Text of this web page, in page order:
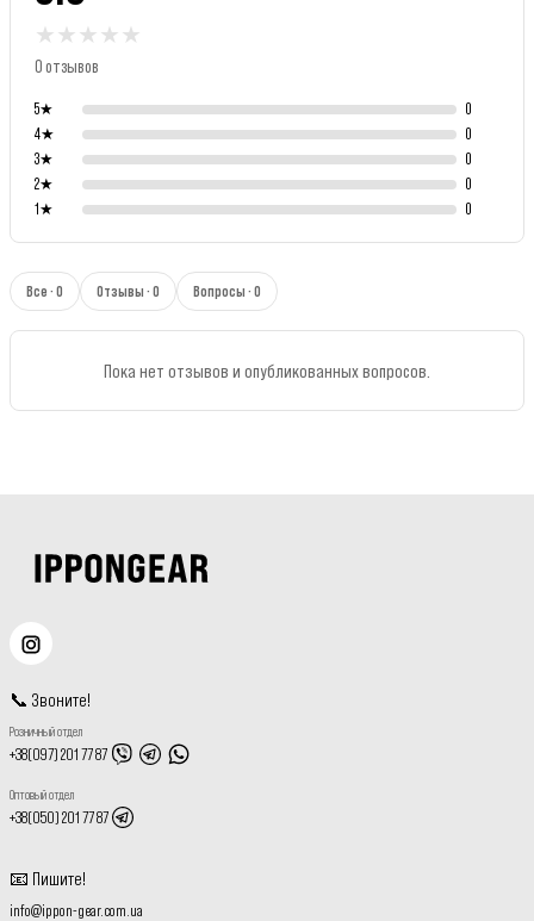
★ ★ ★ ★ ★
0 отзывов
5★
0
4★
0
3★
0
2★
0
1★ 0
Все · 0 Отзывы · 0 Вопросы · 0
Пока нет отзывов и опубликованных вопросов.
📞 Звоните!
Розничный отдел
+38(097) 201 77 87
Оптовый отдел
+38(050) 201 77 87
📧 Пишите!
info@ippon-gear.com.ua